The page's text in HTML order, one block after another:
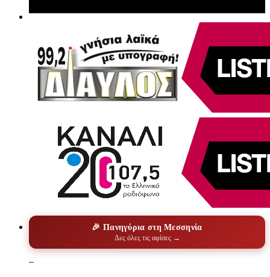
🎉 Πανηγύρια στη Μεσσηνία
Δες όλες τις αφίσες →
–